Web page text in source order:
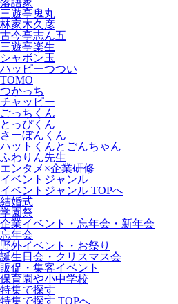
落語家
三遊亭鬼丸
林家木久彦
古今亭志ん五
三遊亭楽生
シャボン玉
ハッピーつつい
TOMO
つかっち
チャッピー
ごっちくん
とっぴくん
さーぼんくん
ハットくんとごんちゃん
ふわりん先生
エンタメ×企業研修
イベントジャンル
イベントジャンル TOPへ
結婚式
学園祭
企業イベント・忘年会・新年会
忘年会
野外イベント・お祭り
誕生日会・クリスマス会
販促・集客イベント
保育園や小中学校
特集で探す
特集で探す TOPへ